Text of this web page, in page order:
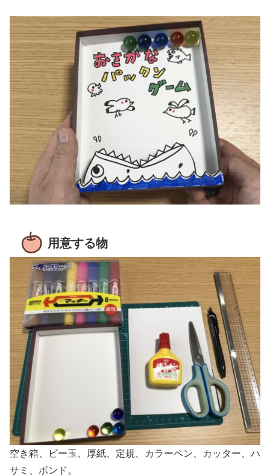
用意する物
空き箱、ビー玉、厚紙、定規、カラーペン、カッター、ハ
サミ、ボンド。